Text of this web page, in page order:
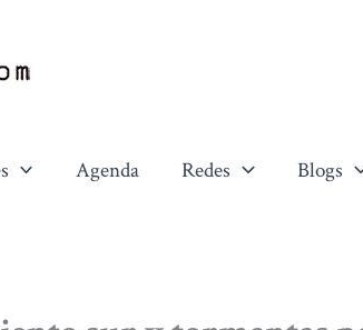
Agenda Redes Blogs